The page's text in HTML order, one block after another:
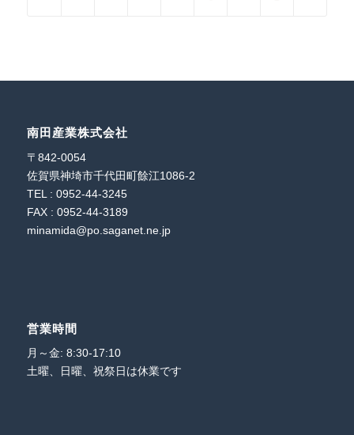
南田産業株式会社
〒842-0054
佐賀県神埼市千代田町餘江1086-2
TEL : 0952-44-3245
FAX : 0952-44-3189
minamida@po.saganet.ne.jp
営業時間
月～金: 8:30-17:10
土曜、日曜、祝祭日は休業です